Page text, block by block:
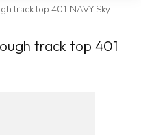
track top 401 NAVY Sky
track top 401